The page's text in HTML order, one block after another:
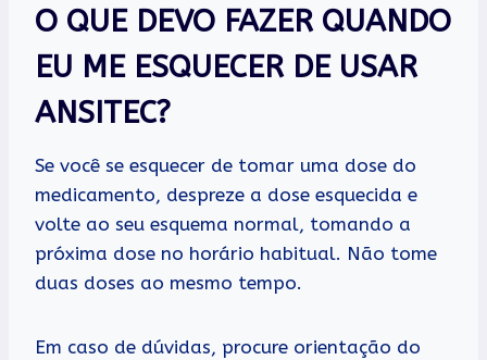
O QUE DEVO FAZER QUANDO
EU ME ESQUECER DE USAR
ANSITEC?
Se você se esquecer de tomar uma dose do
medicamento, despreze a dose esquecida e
volte ao seu esquema normal, tomando a
próxima dose no horário habitual. Não tome
duas doses ao mesmo tempo.
Em caso de dúvidas, procure orientação do